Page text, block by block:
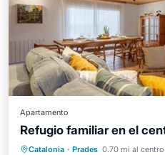
Apartamento
Refugio familiar en el
Catalonia · Prades 0.70 mi al centro
Balcón/Terraza